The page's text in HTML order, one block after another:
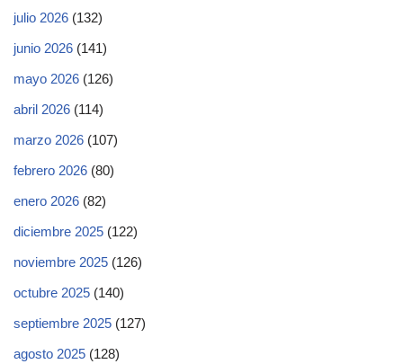
julio 2026 (132)
junio 2026 (141)
mayo 2026 (126)
abril 2026 (114)
marzo 2026 (107)
febrero 2026 (80)
enero 2026 (82)
diciembre 2025 (122)
noviembre 2025 (126)
octubre 2025 (140)
septiembre 2025 (127)
agosto 2025 (128)